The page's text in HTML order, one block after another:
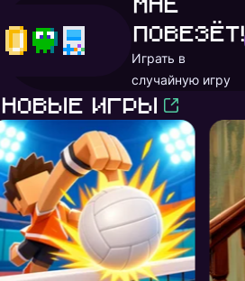
повезёт!
Играть в
случайную игру
Новые игры